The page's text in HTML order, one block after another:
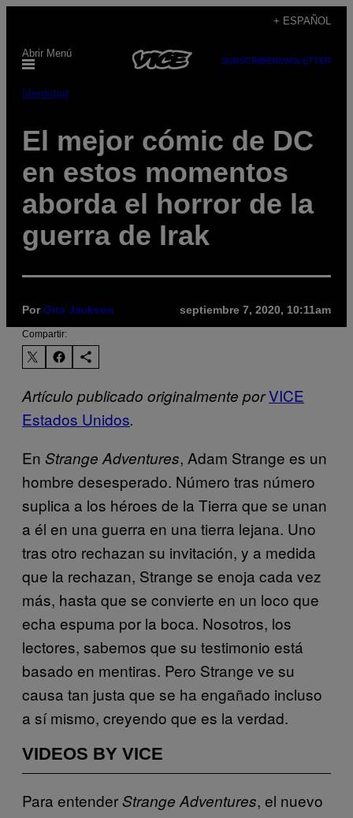
contenido
+ ESPAÑOL
Abrir Menú
SUBSCRIBENEWSLETTER
Identidad
El mejor cómic de DC
en estos momentos
aborda el horror de la
guerra de Irak
PorGita Jackson septiembre 7, 2020, 10:11am
Compartir:
Artículo publicado originalmente porVICE
Estados Unidos.
En Strange Adventures, Adam Strange es un
hombre desesperado. Número tras número
suplica a los héroes de la Tierra que se unan
a él en una guerra en una tierra lejana. Uno
tras otro rechazan su invitación, y a medida
que la rechazan, Strange se enoja cada vez
más, hasta que se convierte en un loco que
echa espuma por la boca. Nosotros, los
lectores, sabemos que su testimonio está
basado en mentiras. Pero Strange ve su
causa tan justa que se ha engañado incluso
a sí mismo, creyendo que es la verdad.
VIDEOS BY VICE
Para entenderStrange Adventures, el nuevo